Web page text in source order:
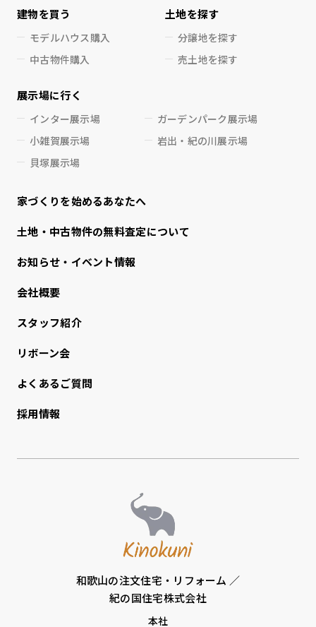
建物を買う
モデルハウス購入
中古物件購入
土地を探す
分譲地を探す
売土地を探す
展示場に行く
インター展示場
ガーデンパーク展示場
小雑賀展示場
岩出・紀の川展示場
貝塚展示場
家づくりを始めるあなたへ
⼟地・中古物件の無料査定について
お知らせ・イベント情報
会社概要
スタッフ紹介
リボーン会
よくあるご質問
採用情報
和歌山の注文住宅・リフォーム ／
紀の国住宅株式会社
本社